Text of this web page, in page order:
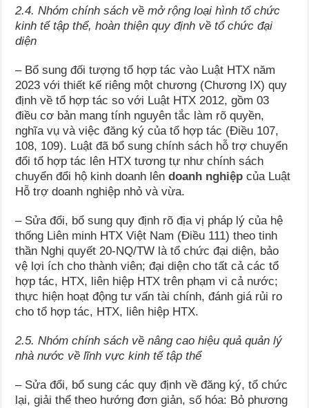
2.4. Nhóm chính sách về mở rộng loại hình tổ chức
kinh tế tập thể, hoàn thiện quy định về tổ chức đại
diện
– Bổ sung đối tượng tổ hợp tác vào Luật HTX năm
2023 với thiết kế riêng một chương (Chương IX) quy
định về tổ hợp tác so với Luật HTX 2012, gồm 03
điều cơ bản mang tính nguyên tắc làm rõ quyền,
nghĩa vụ và việc đăng ký của tổ hợp tác (Điều 107,
108, 109). Luật đã bổ sung chính sách hỗ trợ chuyển
đổi tổ hợp tác lên HTX tương tự như chính sách
chuyển đổi hộ kinh doanh lêndoanh nghiệp của Luật
Hỗ trợ doanh nghiệp nhỏ và vừa.
– Sửa đổi, bổ sung quy định rõ địa vị pháp lý của hệ
thống Liên minh HTX Việt Nam (Điều 111) theo tinh
thần Nghị quyết 20-NQ/TW là tổ chức đại diện, bảo
vệ lợi ích cho thành viên; đại diện cho tất cả các tổ
hợp tác, HTX, liên hiệp HTX trên phạm vi cả nước;
thực hiện hoạt động tư vấn tài chính, đánh giá rủi ro
cho tổ hợp tác, HTX, liên hiệp HTX.
2.5. Nhóm chính sách về nâng cao hiệu quả quản lý
nhà nước về lĩnh vực kinh tế tập thể
– Sửa đổi, bổ sung các quy định về đăng ký, tổ chức
lại, giải thể theo hướng đơn giản, số hóa: Bỏ phương